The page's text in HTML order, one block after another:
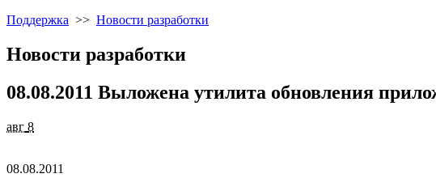
Поддержка >> Новости разработки
Новости разработки
08.08.2011 Выложена утилита обновления
авг 8
08.08.2011